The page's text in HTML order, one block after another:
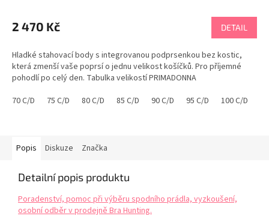
2 470 Kč DETAIL
Hladké stahovací body s integrovanou podprsenkou bez kostic,
která zmenší vaše poprsí o jednu velikost košíčků. Pro příjemné
pohodlí po celý den. Tabulka velikostí PRIMADONNA
70 C/D
75 C/D 80 C/D 85 C/D 90 C/D 95 C/D 100 C/D
Popis Diskuze Značka
Detailní popis produktu
Poradenství, pomoc při výběru spodního prádla, vyzkoušení,
osobní odběr v prodejně Bra Hunting.